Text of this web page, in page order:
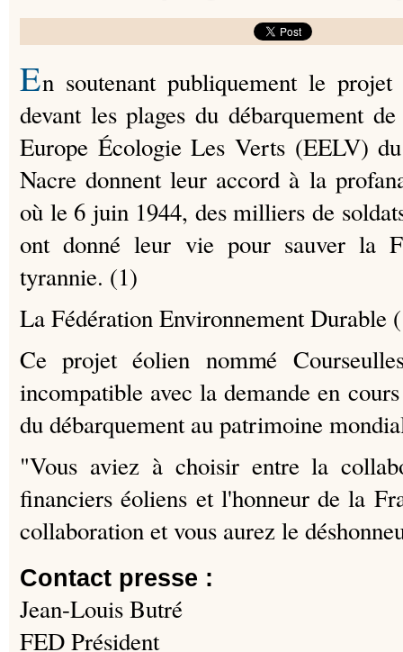
En soutenant publiquement le
devant les plages du débarquement
Europe Écologie Les Verts (EELV)
Nacre donnent leur accord à la
où le 6 juin 1944, des milliers de
ont donné leur vie pour sauver la
tyrannie. (1)
La Fédération Environnement Durable
Ce projet éolien nommé
incompatible avec la demande en
du débarquement au patrimoine
"Vous aviez à choisir entre la
financiers éoliens et l'honneur de la
collaboration et vous aurez le
Contact presse :
Jean-Louis Butré
FED Président